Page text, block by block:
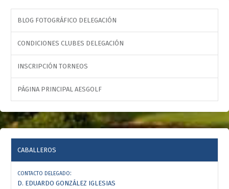
BLOG FOTOGRÁFICO DELEGACIÓN
CONDICIONES CLUBES DELEGACIÓN
INSCRIPCIÓN TORNEOS
PÁGINA PRINCIPAL AESGOLF
CABALLEROS
CONTACTO DELEGADO:
D. EDUARDO GONZÁLEZ IGLESIAS